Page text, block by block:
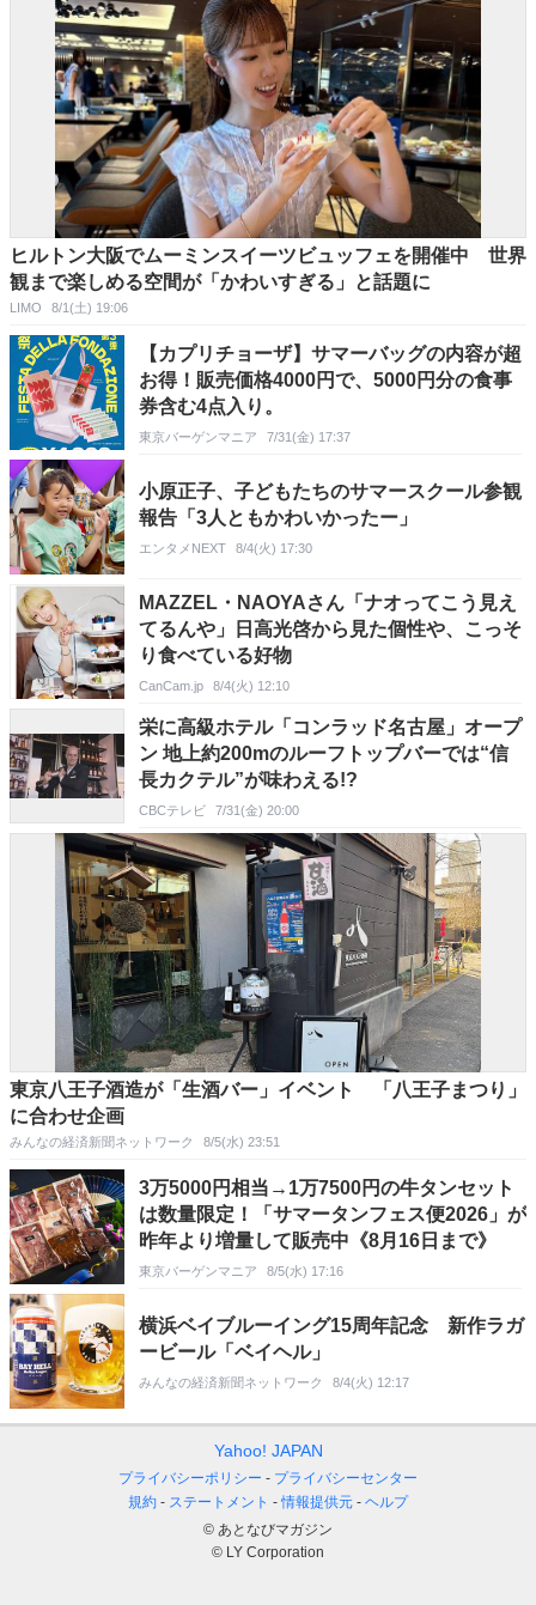
ヒルトン大阪でムーミンスイーツビュッフェを開催中 世界
観まで楽しめる空間が「かわいすぎる」と話題に
LIMO 8/1(土) 19:06
【カプリチョーザ】サマーバッグの内容が超
お得！販売価格4000円で、5000円分の食事
券含む4点入り。
東京バーゲンマニア 7/31(金) 17:37
小原正子、子どもたちのサマースクール参観
報告「3人ともかわいかったー」
エンタメNEXT 8/4(火) 17:30
MAZZEL・NAOYAさん「ナオってこう見え
てるんや」日高光啓から見た個性や、こっそ
り食べている好物
CanCam.jp 8/4(火) 12:10
栄に高級ホテル「コンラッド名古屋」オープ
ン 地上約200mのルーフトップバーでは“信
長カクテル”が味わえる!?
CBCテレビ 7/31(金) 20:00
東京八王子酒造が「生酒バー」イベント 「八王子まつり」
に合わせ企画
みんなの経済新聞ネットワーク 8/5(水) 23:51
3万5000円相当→1万7500円の牛タンセット
は数量限定！「サマータンフェス便2026」が
昨年より増量して販売中《8月16日まで》
東京バーゲンマニア 8/5(水) 17:16
横浜ベイブルーイング15周年記念 新作ラガ
ービール「ベイヘル」
みんなの経済新聞ネットワーク 8/4(火) 12:17
Yahoo! JAPAN
プライバシーポリシー
プライバシーセンター
規約
ステートメント 情報提供元
ヘルプ
© あとなびマガジン
© LY Corporation